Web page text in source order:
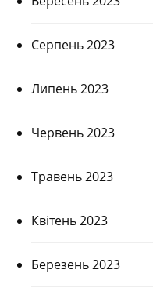
Серпень 2023
Липень 2023
Червень 2023
Травень 2023
Квітень 2023
Березень 2023